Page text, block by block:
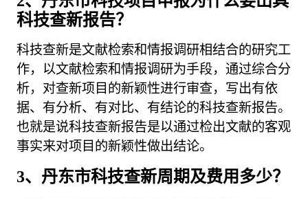
科技查新报告？
科技查新是文献检索和情报调研相结合的研究工
作，以文献检索和情报调研为手段，通过综合分
析，对查新项目的新颖性进行审查，写出有依
据、有分析、有对比、有结论的科技查新报告。
也就是说科技查新报告是以通过检出文献的客观
事实来对项目的新颖性做出结论。
3、丹东市科技查新周期及费用多少？